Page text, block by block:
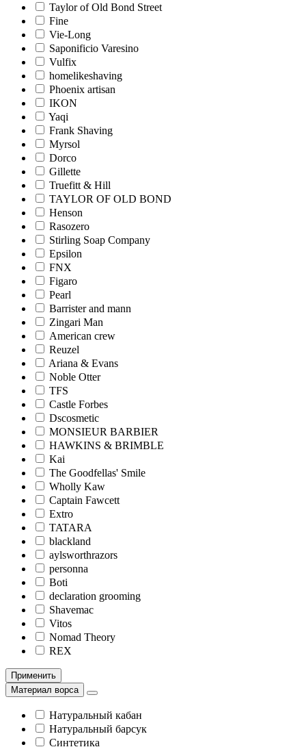
Taylor of Old Bond Street
Fine
Vie-Long
Saponificio Varesino
Vulfix
homelikeshaving
Phoenix artisan
IKON
Yaqi
Frank Shaving
Myrsol
Dorco
Gillette
Truefitt & Hill
TAYLOR OF OLD BOND
Henson
Rasozero
Stirling Soap Company
Epsilon
FNX
Figaro
Pearl
Barrister and mann
Zingari Man
Аmerican crew
Reuzel
Ariana & Evans
Noble Otter
TFS
Castle Forbes
Dscosmetic
MONSIEUR BARBIER
HAWKINS & BRIMBLE
Kai
The Goodfellas' Smile
Wholly Kaw
Captain Fawcett
Extro
TATARA
blackland
aylsworthrazors
personna
Boti
declaration grooming
Shavemac
Vitos
Nomad Theory
REX
Применить
Материал ворса
Натуральный кабан
Натуральный барсук
Синтетика